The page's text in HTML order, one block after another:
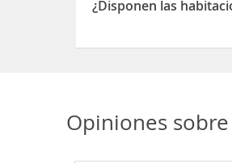
¿Disponen las
Opiniones sobre